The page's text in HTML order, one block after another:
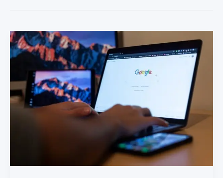
Sitemap:
qué
son,
cómo
generar